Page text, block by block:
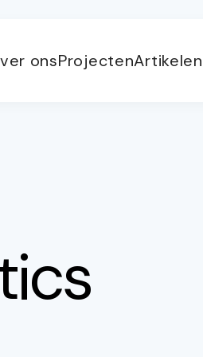
onsProjectenArtikelen